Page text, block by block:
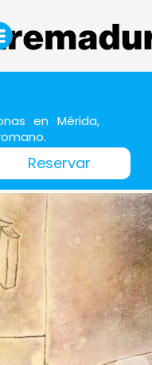
en Mérida,
Reservar